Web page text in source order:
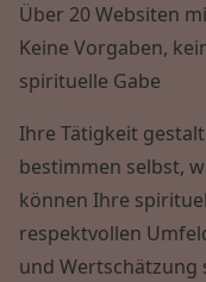
Über 20 Websiten
Keine Vorgaben,
spirituelle Gabe
Ihre Tätigkeit
bestimmen selbst,
können Ihre
respektvollen
und Wertschätzung